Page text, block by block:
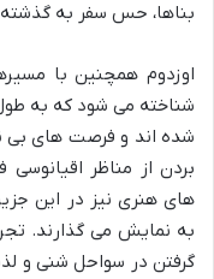
بناها، حس سفر به گذشته
اوزدوم همچنین با
شده اند و فرصت های بی
بردن از مناظر
های هنری نیز در این
به نمایش می گذارند.
گرفتن در سواحل شنی و